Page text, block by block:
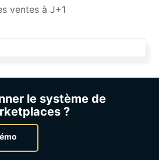
ventes à J+1
le système de
?